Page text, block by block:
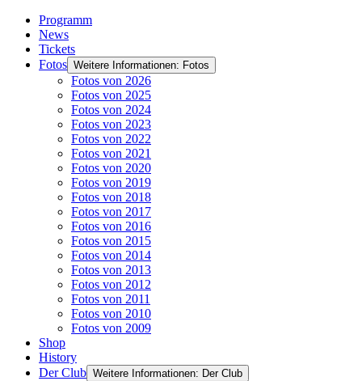
Programm
News
Tickets
Fotos Weitere Informationen: Fotos
Fotos von 2026
Fotos von 2025
Fotos von 2024
Fotos von 2023
Fotos von 2022
Fotos von 2021
Fotos von 2020
Fotos von 2019
Fotos von 2018
Fotos von 2017
Fotos von 2016
Fotos von 2015
Fotos von 2014
Fotos von 2013
Fotos von 2012
Fotos von 2011
Fotos von 2010
Fotos von 2009
Shop
History
Der Club Weitere Informationen: Der Club